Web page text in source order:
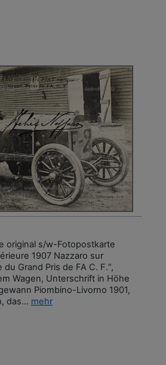
original s/w-Fotopostkarte
1907 Nazzaro sur
Grand Pris de FA C. F.“,
Wagen, Unterschrift in Höhe
Piombino-Livorno 1901,
das... mehr